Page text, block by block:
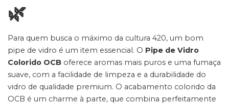
🌿
Para quem busca o máximo da cultura 420, um bom
pipe de vidro é um item essencial. O Pipe de Vidro
Colorido OCB oferece aromas mais puros e uma fumaça
suave, com a facilidade de limpeza e a durabilidade do
vidro de qualidade premium. O acabamento colorido da
OCB é um charme à parte, que combina perfeitamente